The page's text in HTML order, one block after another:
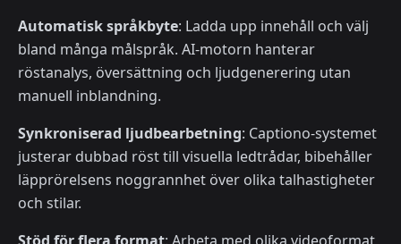
Automatisk språkbyte: Ladda upp innehåll och välj
bland många målspråk. AI-motorn hanterar
röstanalys, översättning och ljudgenerering utan
manuell inblandning.
Synkroniserad ljudbearbetning: Captiono-systemet
justerar dubbad röst till visuella ledtrådar, bibehåller
läpprörelsens noggrannhet över olika talhastigheter
och stilar.